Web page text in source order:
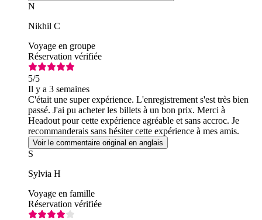
N
Nikhil C
Voyage en groupe
Réservation vérifiée
5/5
Il y a 3 semaines
C'était une super expérience. L'enregistrement s'est très bien
passé. J'ai pu acheter les billets à un bon prix. Merci à
Headout pour cette expérience agréable et sans accroc. Je
recommanderais sans hésiter cette expérience à mes amis.
Voir le commentaire original en anglais
S
Sylvia H
Voyage en famille
Réservation vérifiée